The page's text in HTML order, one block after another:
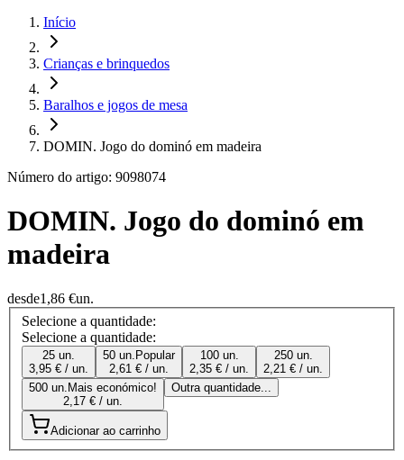
Início
Crianças e brinquedos
Baralhos e jogos de mesa
DOMIN. Jogo do dominó em madeira
Número do artigo: 9098074
DOMIN. Jogo do dominó em
madeira
desde1,86 €un.
Selecione a quantidade:
Selecione a quantidade:
25 un.
3,95 € / un.
50 un. Popular
2,61 € / un.
100 un.
2,35 € / un.
250 un.
2,21 € / un.
500 un. Mais económico!
2,17 € / un.
Outra quantidade...
Adicionar ao carrinho